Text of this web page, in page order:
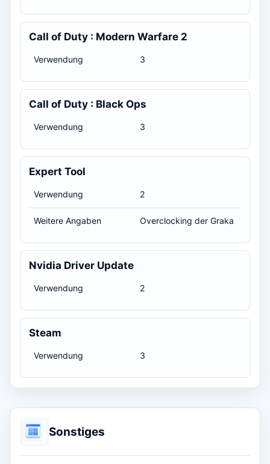
Call of Duty : Modern Warfare 2
Verwendung 3
Call of Duty : Black Ops
Verwendung 3
Expert Tool
Verwendung 2
Weitere Angaben Overclocking der Graka
Nvidia Driver Update
Verwendung 2
Steam
Verwendung 3
Sonstiges